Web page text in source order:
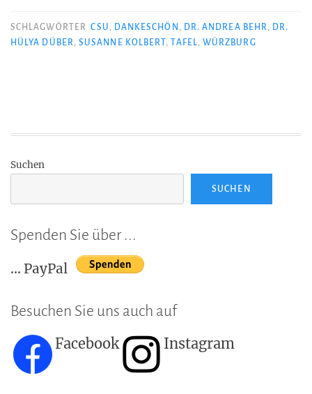
SCHLAGWÖRTER CSU , DANKESCHÖN , DR. ANDREA BEHR, DR.
HÜLYA DÜBER,SUSANNE KOLBERT , TAFEL,WÜRZBURG
Suchen
SUCHEN
Spenden Sie über ...
... PayPal
Besuchen Sie uns auch auf
Facebook Instagram